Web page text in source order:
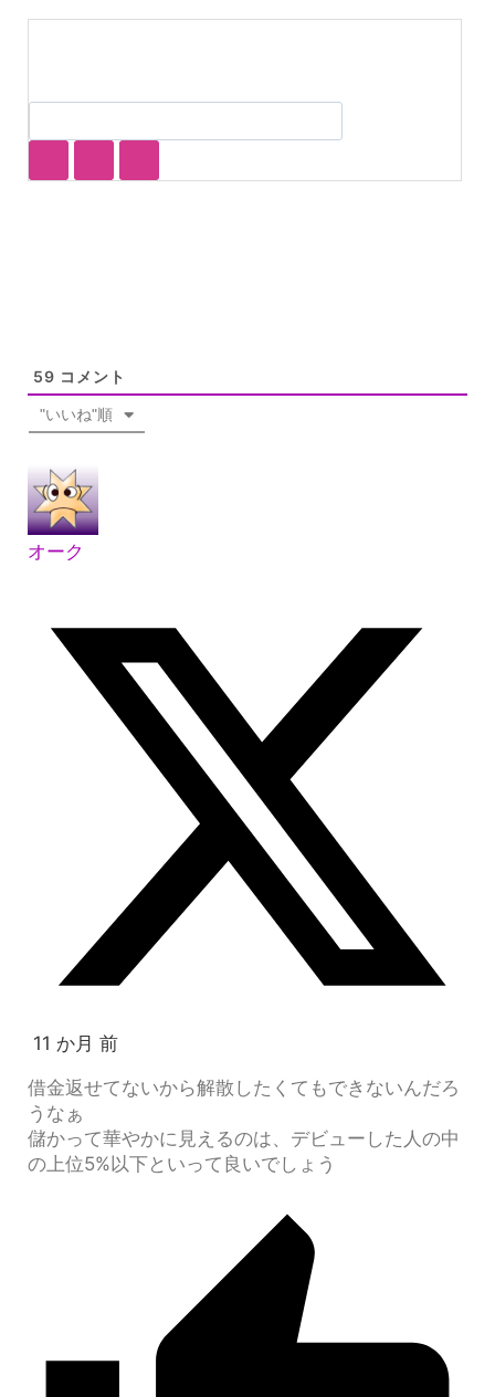
59 コメント
"いいね"順
オーク
11 か月 前
借金返せてないから解散したくてもできないんだろ
うなぁ
儲かって華やかに見えるのは、デビューした人の中
の上位5%以下といって良いでしょう